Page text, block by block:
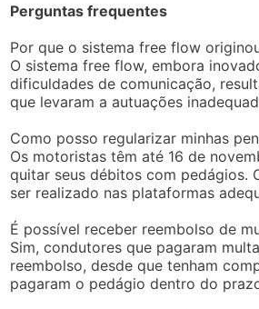
Perguntas frequentes
Por que o sistema free flow
O sistema free flow, embora
dificuldades de comunicação,
que levaram a autuações
Como posso regularizar minhas
Os motoristas têm até 16 de
quitar seus débitos com pedágios.
ser realizado nas plataformas
É possível receber reembolso de
Sim, condutores que pagaram
reembolso, desde que tenham
pagaram o pedágio dentro do